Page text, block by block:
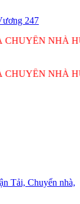
NHÀ HÙNG
NHÀ HÙNG
Tải, Chuyển nhà,